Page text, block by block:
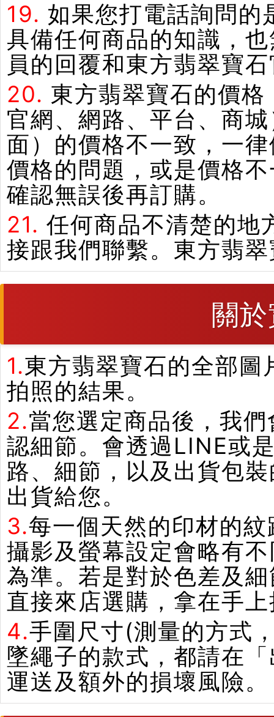
19. 如果您打電話詢問的
具備任何商品的知識，
員的回覆和東方翡翠寶
20. 東方翡翠寶石的價
官網、網路、平台、商
面）的價格不一致，一
價格的問題，或是價格
確認無誤後再訂購。
21. 任何商品不清楚的地
接跟我們聯繫。東方翡
關
1.東方翡翠寶石的全部
拍照的結果。
2.當您選定商品後，我
認細節。會透過LINE或
路、細節，以及出貨包
出貨給您。
3.每一個天然的印材的
攝影及螢幕設定會略有
為準。若是對於色差及
直接來店選購，拿在手
4.手圍尺寸(測量的方式
墜繩子的款式，都請在
運送及額外的損壞風險。